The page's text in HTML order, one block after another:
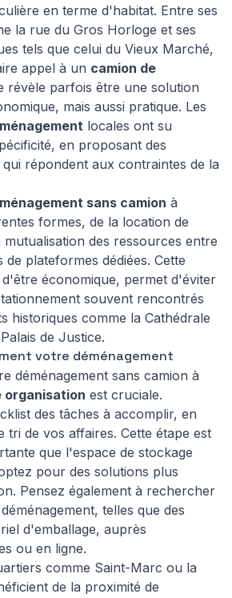
en terme d'habitat. Entre ses
la rue du Gros Horloge et ses
tels que celui du Vieux Marché,
appel à un camion de
révèle parfois être une solution
mais aussi pratique. Les
locales ont su
en proposant des
répondent aux contraintes de la
sans camion à
formes, de la location de
mutualisation des ressources entre
de plateformes dédiées. Cette
économique, permet d'éviter
souvent rencontrés
historiques comme la Cathédrale
de Justice.
votre déménagement
déménagement sans camion à
organisation est cruciale.
des tâches à accomplir, en
tri de vos affaires. Cette étape est
que l'espace de stockage
pour des solutions plus
Pensez également à rechercher
telles que des
d'emballage, auprès
ou en ligne.
comme Saint-Marc ou la
de la proximité de